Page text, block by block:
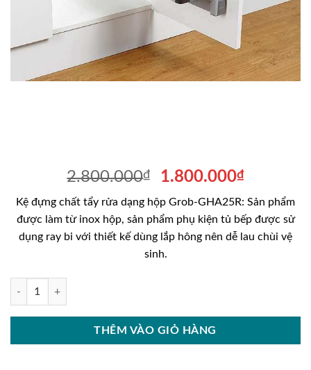
2.800.000₫
Giá
là:
2.800.000₫.
1.800.000₫Giá
tại
là:
Kệ đựng chất tẩy rửa dạng hộp Grob-GHA25R: Sản phẩm
được làm từ inox hộp, sản phẩm phụ kiện tủ bếp được sử
dụng ray bi với thiết kế dùng lắp hông nên dễ lau chùi vệ
sinh.
Kệ đựng chất tẩy rửa dạng hộp Grob-GHA25R số lượng
THÊM VÀO GIỎ HÀNG